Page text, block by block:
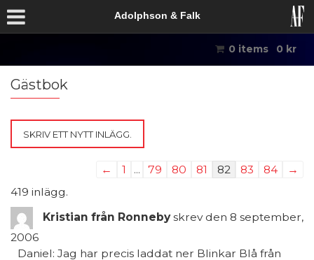
Adolphson & Falk
0 items 0 kr
Gästbok
Listnavigering
← 1 ... 79 80 81 82 83 84
→
419 inlägg.
Kristian från Ronnebyskrev den 8 september,
2006
Daniel: Jag har precis laddat ner Blinkar Blå från